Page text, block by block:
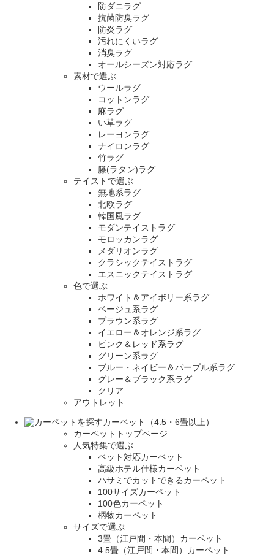
防ダニラグ
抗菌防臭ラグ
防炎ラグ
汚れにくいラグ
消臭ラグ
オールシーズン対応ラグ
素材で選ぶ
ウールラグ
コットンラグ
麻ラグ
い草ラグ
レーヨンラグ
ナイロンラグ
竹ラグ
籐(ラタン)ラグ
テイストで選ぶ
無地系ラグ
北欧ラグ
韓国風ラグ
モダンテイストラグ
モロッカンラグ
メダリオンラグ
クラシックテイストラグ
エスニックテイストラグ
色で選ぶ
ホワイト＆アイボリー系ラグ
ベージュ系ラグ
ブラウン系ラグ
イエロー＆オレンジ系ラグ
ピンク＆レッド系ラグ
グリーン系ラグ
ブルー・ネイビー＆パープル系ラグ
グレー＆ブラック系ラグ
クリア
アウトレット
カーペット（4.5・6畳以上）
カーペットトップページ
人気特集で選ぶ
ペット対応カーペット
高級ホテル仕様カーペット
ハサミでカットできるカーペット
100サイズカーペット
100色カーペット
柄物カーペット
サイズで選ぶ
3畳（江戸間・本間）カーペット
4.5畳（江戸間・本間）カーペット